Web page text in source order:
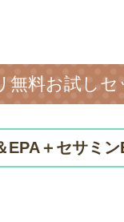
無料お試しセ
EPA＋セサミ